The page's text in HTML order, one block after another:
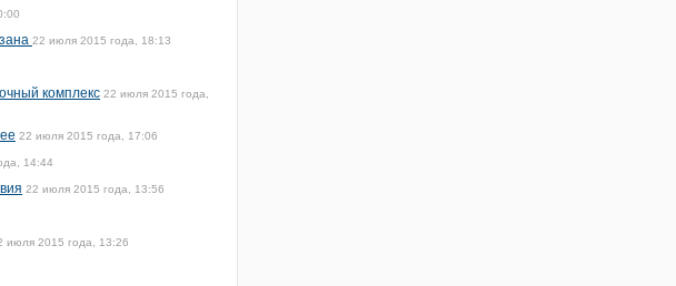
22 июля 2015 года, 18:13
комплекс 22 июля 2015 года,
22 июля 2015 года, 17:06
14:44
22 июля 2015 года, 13:56
июля 2015 года, 13:26